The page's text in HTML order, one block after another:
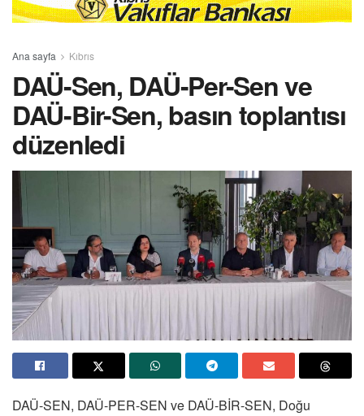
Ana sayfa Kıbrıs
DAÜ-Sen, DAÜ-Per-Sen ve
DAÜ-Bir-Sen, basın toplantısı
düzenledi
DAÜ-SEN, DAÜ-PER-SEN ve DAÜ-BİR-SEN, Doğu